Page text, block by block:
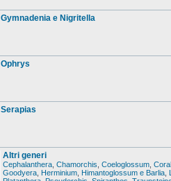
Gymnadenia e Nigritella
Ophrys
Serapias
Altri generi
Cephalanthera Chamorchis Coeloglossum
Goodyera Herminium Himantoglossum e Barlia